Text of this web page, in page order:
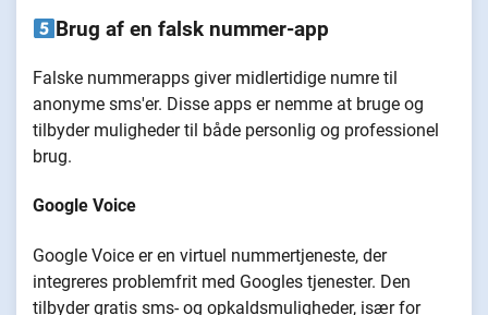
Brug af en falsk nummer-app
Falske nummerapps giver midlertidige numre til
anonyme sms'er. Disse apps er nemme at bruge og
tilbyder muligheder til både personlig og professionel
brug.
Google Voice
Google Voice er en virtuel nummertjeneste, der
integreres problemfrit med Googles tjenester. Den
tilbyder gratis sms- og opkaldsmuligheder, især for